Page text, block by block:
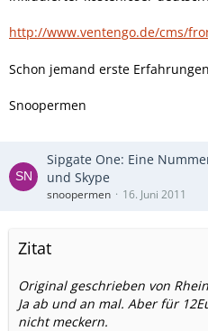
http://www.ventengo.de/cms/
Schon jemand erste
Snoopermen
Sipgate One: Eine
und Skype
snoopermen 16. Juni 2011
Zitat
Original geschrieben von
Ja ab und an mal. Aber für
nicht meckern.